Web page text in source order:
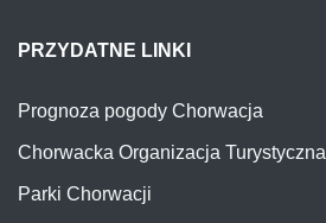
PRZYDATNE LINKI
Prognoza pogody Chorwacja
Chorwacka Organizacja Turystyczna
Parki Chorwacji